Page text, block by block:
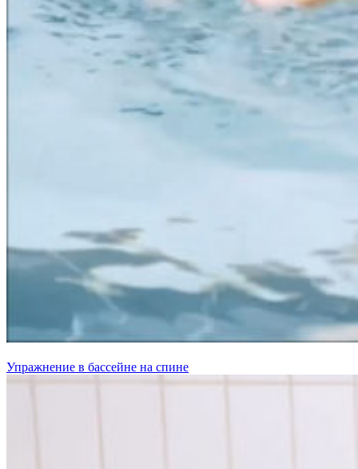
Упражнение в бассейне на спине